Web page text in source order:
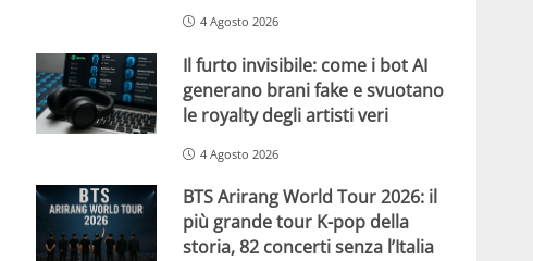
4 Agosto 2026
Il furto invisibile: come i bot AI
generano brani fake e svuotano
le royalty degli artisti veri
4 Agosto 2026
BTS Arirang World Tour 2026: il
più grande tour K-pop della
storia, 82 concerti senza l’Italia